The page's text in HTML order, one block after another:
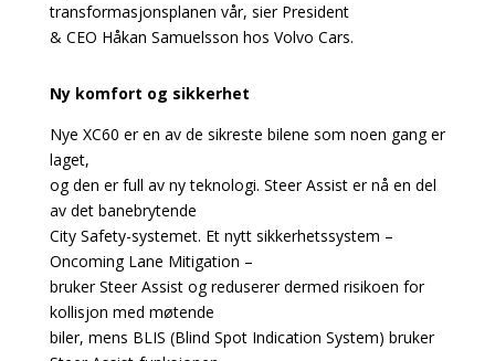
transformasjonsplanen vår, sier President
& CEO Håkan Samuelsson hos Volvo Cars.
Ny komfort og sikkerhet
Nye XC60 er en av de sikreste bilene som noen gang er
laget,
og den er full av ny teknologi. Steer Assist er nå en del
av det banebrytende
City Safety-systemet. Et nytt sikkerhetssystem –
Oncoming Lane Mitigation –
bruker Steer Assist og reduserer dermed risikoen for
kollisjon med møtende
biler, mens BLIS (Blind Spot Indication System) bruker